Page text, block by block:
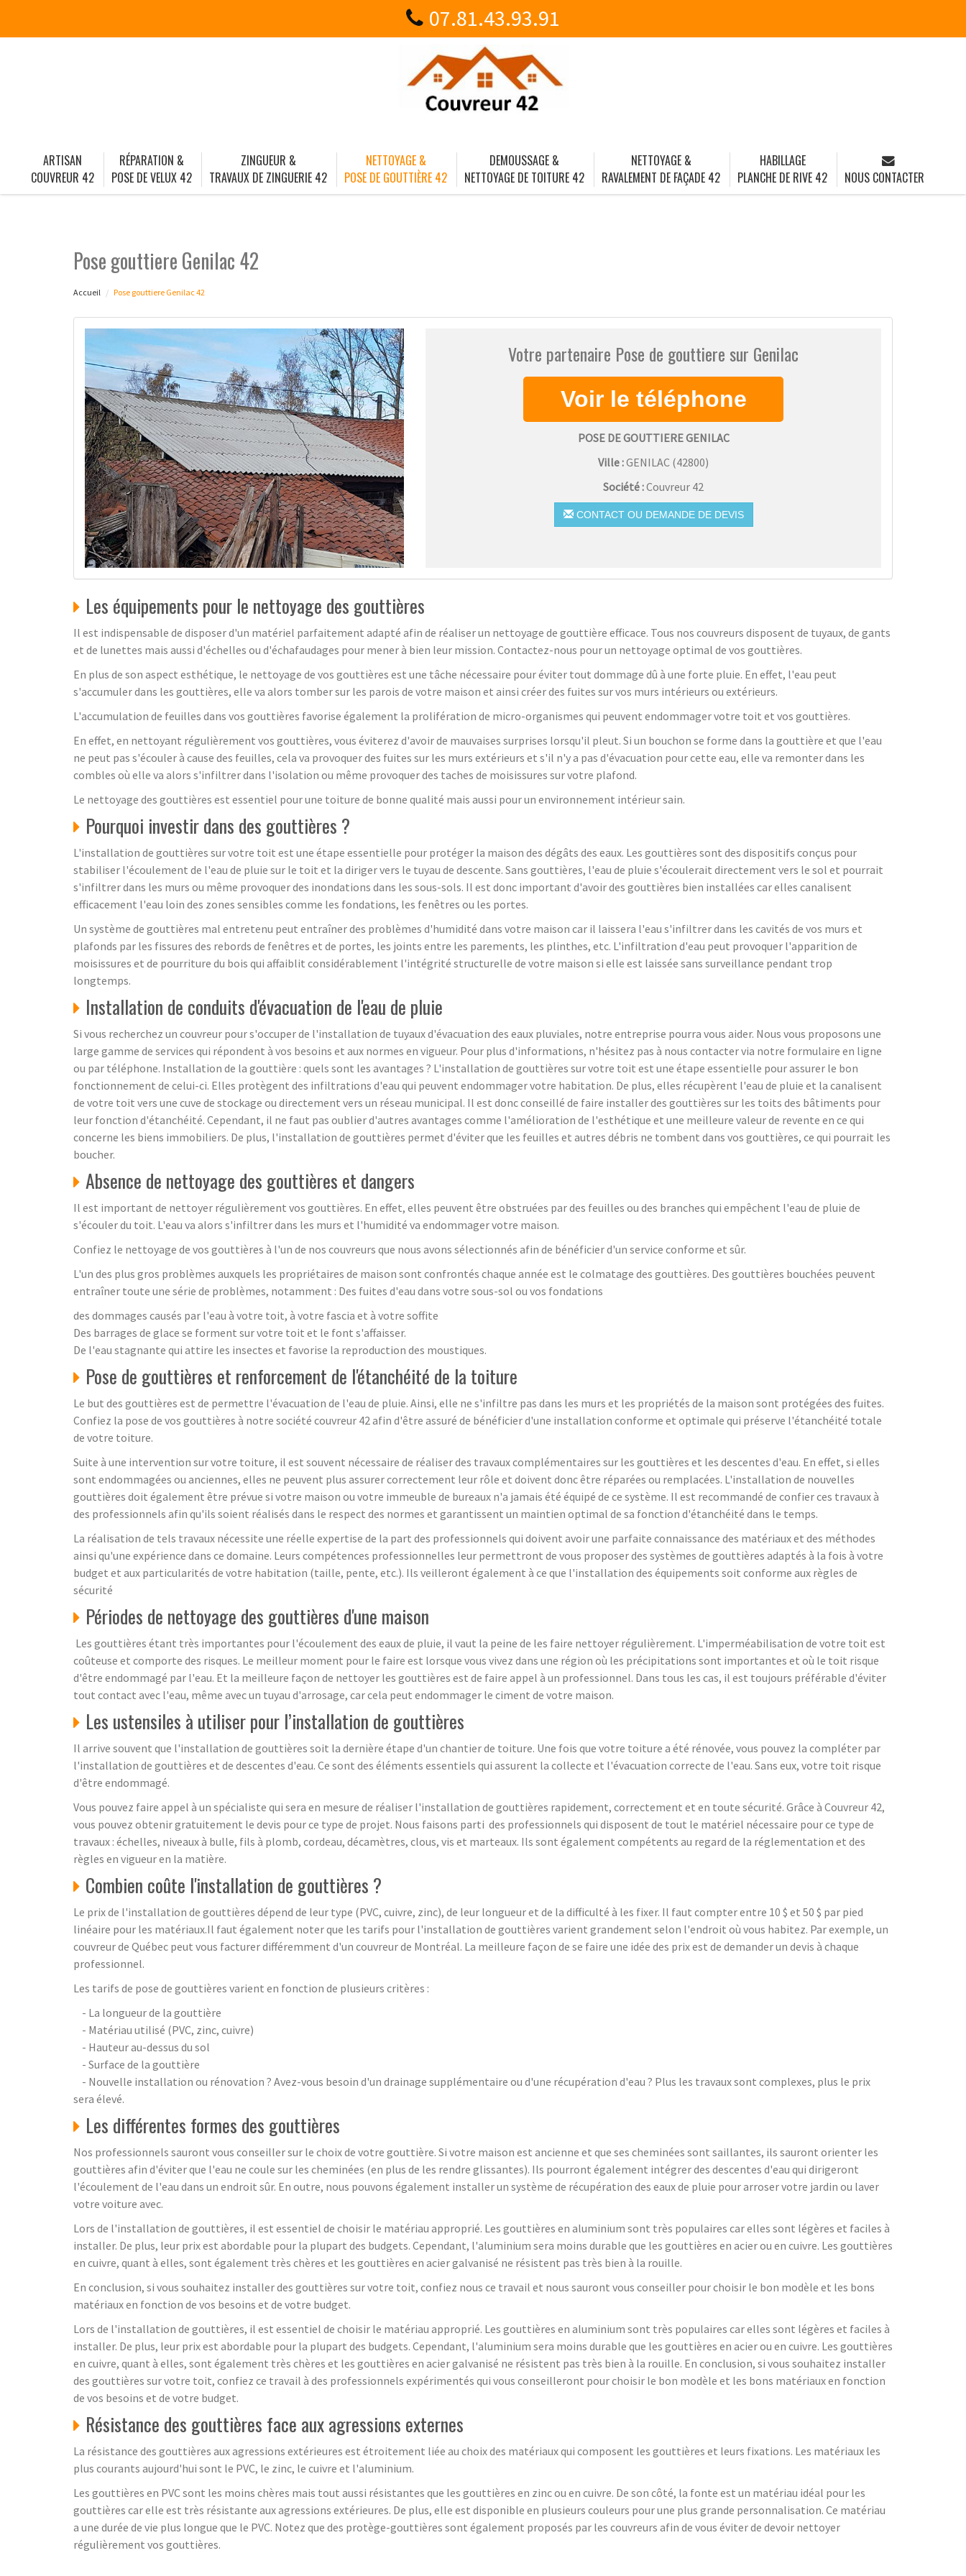
07.81.43.93.91
ARTISAN
COUVREUR 42
RÉPARATION &
POSE DE VELUX 42
ZINGUEUR &
TRAVAUX DE ZINGUERIE 42
NETTOYAGE &
POSE DE GOUTTIÈRE 42
DEMOUSSAGE &
NETTOYAGE DE TOITURE 42
NETTOYAGE &
RAVALEMENT DE FAÇADE 42
HABILLAGE
PLANCHE DE RIVE 42
NOUS CONTACTER
Pose gouttiere Genilac 42
Accueil Pose gouttiere Genilac 42
Votre partenaire Pose de gouttiere sur Genilac
POSE DE GOUTTIERE GENILAC
Ville :GENILAC (42800)
Société :Couvreur 42
CONTACT OU DEMANDE DE DEVIS
Les équipements pour le nettoyage des gouttières
Il est indispensable de disposer d'un matériel parfaitement adapté afin de réaliser un nettoyage de gouttière efficace. Tous nos couvreurs disposent de tuyaux, de gants
et de lunettes mais aussi d'échelles ou d'échafaudages pour mener à bien leur mission. Contactez-nous pour un nettoyage optimal de vos gouttières.
En plus de son aspect esthétique, le nettoyage de vos gouttières est une tâche nécessaire pour éviter tout dommage dû à une forte pluie. En effet, l'eau peut
s'accumuler dans les gouttières, elle va alors tomber sur les parois de votre maison et ainsi créer des fuites sur vos murs intérieurs ou extérieurs.
L'accumulation de feuilles dans vos gouttières favorise également la prolifération de micro-organismes qui peuvent endommager votre toit et vos gouttières.
En effet, en nettoyant régulièrement vos gouttières, vous éviterez d'avoir de mauvaises surprises lorsqu'il pleut. Si un bouchon se forme dans la gouttière et que l'eau
ne peut pas s'écouler à cause des feuilles, cela va provoquer des fuites sur les murs extérieurs et s'il n'y a pas d'évacuation pour cette eau, elle va remonter dans les
combles où elle va alors s'infiltrer dans l'isolation ou même provoquer des taches de moisissures sur votre plafond.
Le nettoyage des gouttières est essentiel pour une toiture de bonne qualité mais aussi pour un environnement intérieur sain.
Pourquoi investir dans des gouttières ?
L'installation de gouttières sur votre toit est une étape essentielle pour protéger la maison des dégâts des eaux. Les gouttières sont des dispositifs conçus pour
stabiliser l'écoulement de l'eau de pluie sur le toit et la diriger vers le tuyau de descente. Sans gouttières, l'eau de pluie s'écoulerait directement vers le sol et pourrait
s'infiltrer dans les murs ou même provoquer des inondations dans les sous-sols. Il est donc important d'avoir des gouttières bien installées car elles canalisent
efficacement l'eau loin des zones sensibles comme les fondations, les fenêtres ou les portes.
Un système de gouttières mal entretenu peut entraîner des problèmes d'humidité dans votre maison car il laissera l'eau s'infiltrer dans les cavités de vos murs et
plafonds par les fissures des rebords de fenêtres et de portes, les joints entre les parements, les plinthes, etc. L'infiltration d'eau peut provoquer l'apparition de
moisissures et de pourriture du bois qui affaiblit considérablement l'intégrité structurelle de votre maison si elle est laissée sans surveillance pendant trop
longtemps.
Installation de conduits d'évacuation de l'eau de pluie
Si vous recherchez un couvreur pour s'occuper de l'installation de tuyaux d'évacuation des eaux pluviales, notre entreprise pourra vous aider. Nous vous proposons une
large gamme de services qui répondent à vos besoins et aux normes en vigueur. Pour plus d'informations, n'hésitez pas à nous contacter via notre formulaire en ligne
ou par téléphone. Installation de la gouttière : quels sont les avantages ? L'installation de gouttières sur votre toit est une étape essentielle pour assurer le bon
fonctionnement de celui-ci. Elles protègent des infiltrations d'eau qui peuvent endommager votre habitation. De plus, elles récupèrent l'eau de pluie et la canalisent
de votre toit vers une cuve de stockage ou directement vers un réseau municipal. Il est donc conseillé de faire installer des gouttières sur les toits des bâtiments pour
leur fonction d'étanchéité. Cependant, il ne faut pas oublier d'autres avantages comme l'amélioration de l'esthétique et une meilleure valeur de revente en ce qui
concerne les biens immobiliers. De plus, l'installation de gouttières permet d'éviter que les feuilles et autres débris ne tombent dans vos gouttières, ce qui pourrait les
boucher.
Absence de nettoyage des gouttières et dangers
Il est important de nettoyer régulièrement vos gouttières. En effet, elles peuvent être obstruées par des feuilles ou des branches qui empêchent l'eau de pluie de
s'écouler du toit. L'eau va alors s'infiltrer dans les murs et l'humidité va endommager votre maison.
Confiez le nettoyage de vos gouttières à l'un de nos couvreurs que nous avons sélectionnés afin de bénéficier d'un service conforme et sûr.
L'un des plus gros problèmes auxquels les propriétaires de maison sont confrontés chaque année est le colmatage des gouttières. Des gouttières bouchées peuvent
entraîner toute une série de problèmes, notamment : Des fuites d'eau dans votre sous-sol ou vos fondations
des dommages causés par l'eau à votre toit, à votre fascia et à votre soffite
Des barrages de glace se forment sur votre toit et le font s'affaisser.
De l'eau stagnante qui attire les insectes et favorise la reproduction des moustiques.
Pose de gouttières et renforcement de l'étanchéité de la toiture
Le but des gouttières est de permettre l'évacuation de l'eau de pluie. Ainsi, elle ne s'infiltre pas dans les murs et les propriétés de la maison sont protégées des fuites.
Confiez la pose de vos gouttières à notre société couvreur 42 afin d'être assuré de bénéficier d'une installation conforme et optimale qui préserve l'étanchéité totale
de votre toiture.
Suite à une intervention sur votre toiture, il est souvent nécessaire de réaliser des travaux complémentaires sur les gouttières et les descentes d'eau. En effet, si elles
sont endommagées ou anciennes, elles ne peuvent plus assurer correctement leur rôle et doivent donc être réparées ou remplacées. L'installation de nouvelles
gouttières doit également être prévue si votre maison ou votre immeuble de bureaux n'a jamais été équipé de ce système. Il est recommandé de confier ces travaux à
des professionnels afin qu'ils soient réalisés dans le respect des normes et garantissent un maintien optimal de sa fonction d'étanchéité dans le temps.
La réalisation de tels travaux nécessite une réelle expertise de la part des professionnels qui doivent avoir une parfaite connaissance des matériaux et des méthodes
ainsi qu'une expérience dans ce domaine. Leurs compétences professionnelles leur permettront de vous proposer des systèmes de gouttières adaptés à la fois à votre
budget et aux particularités de votre habitation (taille, pente, etc.). Ils veilleront également à ce que l'installation des équipements soit conforme aux règles de
sécurité
Périodes de nettoyage des gouttières d'une maison
Les gouttières étant très importantes pour l'écoulement des eaux de pluie, il vaut la peine de les faire nettoyer régulièrement. L'imperméabilisation de votre toit est
coûteuse et comporte des risques. Le meilleur moment pour le faire est lorsque vous vivez dans une région où les précipitations sont importantes et où le toit risque
d'être endommagé par l'eau. Et la meilleure façon de nettoyer les gouttières est de faire appel à un professionnel. Dans tous les cas, il est toujours préférable d'éviter
tout contact avec l'eau, même avec un tuyau d'arrosage, car cela peut endommager le ciment de votre maison.
Les ustensiles à utiliser pour l’installation de gouttières
Il arrive souvent que l'installation de gouttières soit la dernière étape d'un chantier de toiture. Une fois que votre toiture a été rénovée, vous pouvez la compléter par
l'installation de gouttières et de descentes d'eau. Ce sont des éléments essentiels qui assurent la collecte et l'évacuation correcte de l'eau. Sans eux, votre toit risque
d'être endommagé.
Vous pouvez faire appel à un spécialiste qui sera en mesure de réaliser l'installation de gouttières rapidement, correctement et en toute sécurité. Grâce à Couvreur 42,
vous pouvez obtenir gratuitement le devis pour ce type de projet. Nous faisons parti des professionnels qui disposent de tout le matériel nécessaire pour ce type de
travaux : échelles, niveaux à bulle, fils à plomb, cordeau, décamètres, clous, vis et marteaux. Ils sont également compétents au regard de la réglementation et des
règles en vigueur en la matière.
Combien coûte l'installation de gouttières ?
Le prix de l'installation de gouttières dépend de leur type (PVC, cuivre, zinc), de leur longueur et de la difficulté à les fixer. Il faut compter entre 10 $ et 50 $ par pied
linéaire pour les matériaux.Il faut également noter que les tarifs pour l'installation de gouttières varient grandement selon l'endroit où vous habitez. Par exemple, un
couvreur de Québec peut vous facturer différemment d'un couvreur de Montréal. La meilleure façon de se faire une idée des prix est de demander un devis à chaque
professionnel.
Les tarifs de pose de gouttières varient en fonction de plusieurs critères :
- La longueur de la gouttière
- Matériau utilisé (PVC, zinc, cuivre)
- Hauteur au-dessus du sol
- Surface de la gouttière
- Nouvelle installation ou rénovation ? Avez-vous besoin d'un drainage supplémentaire ou d'une récupération d'eau ? Plus les travaux sont complexes, plus le prix
sera élevé.
Les différentes formes des gouttières
Nos professionnels sauront vous conseiller sur le choix de votre gouttière. Si votre maison est ancienne et que ses cheminées sont saillantes, ils sauront orienter les
gouttières afin d'éviter que l'eau ne coule sur les cheminées (en plus de les rendre glissantes). Ils pourront également intégrer des descentes d'eau qui dirigeront
l'écoulement de l'eau dans un endroit sûr. En outre, nous pouvons également installer un système de récupération des eaux de pluie pour arroser votre jardin ou laver
votre voiture avec.
Lors de l'installation de gouttières, il est essentiel de choisir le matériau approprié. Les gouttières en aluminium sont très populaires car elles sont légères et faciles à
installer. De plus, leur prix est abordable pour la plupart des budgets. Cependant, l'aluminium sera moins durable que les gouttières en acier ou en cuivre. Les gouttières
en cuivre, quant à elles, sont également très chères et les gouttières en acier galvanisé ne résistent pas très bien à la rouille.
En conclusion, si vous souhaitez installer des gouttières sur votre toit, confiez nous ce travail et nous sauront vous conseiller pour choisir le bon modèle et les bons
matériaux en fonction de vos besoins et de votre budget.
Lors de l'installation de gouttières, il est essentiel de choisir le matériau approprié. Les gouttières en aluminium sont très populaires car elles sont légères et faciles à
installer. De plus, leur prix est abordable pour la plupart des budgets. Cependant, l'aluminium sera moins durable que les gouttières en acier ou en cuivre. Les gouttières
en cuivre, quant à elles, sont également très chères et les gouttières en acier galvanisé ne résistent pas très bien à la rouille. En conclusion, si vous souhaitez installer
des gouttières sur votre toit, confiez ce travail à des professionnels expérimentés qui vous conseilleront pour choisir le bon modèle et les bons matériaux en fonction
de vos besoins et de votre budget.
Résistance des gouttières face aux agressions externes
La résistance des gouttières aux agressions extérieures est étroitement liée au choix des matériaux qui composent les gouttières et leurs fixations. Les matériaux les
plus courants aujourd'hui sont le PVC, le zinc, le cuivre et l'aluminium.
Les gouttières en PVC sont les moins chères mais tout aussi résistantes que les gouttières en zinc ou en cuivre. De son côté, la fonte est un matériau idéal pour les
gouttières car elle est très résistante aux agressions extérieures. De plus, elle est disponible en plusieurs couleurs pour une plus grande personnalisation. Ce matériau
a une durée de vie plus longue que le PVC. Notez que des protège-gouttières sont également proposés par les couvreurs afin de vous éviter de devoir nettoyer
régulièrement vos gouttières.